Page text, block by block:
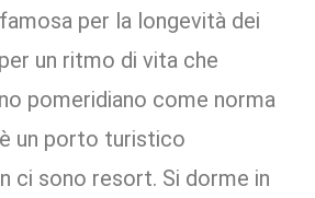
per la longevità dei
un ritmo di vita che
pomeridiano come norma
un porto turistico
ci sono resort. Si dorme in